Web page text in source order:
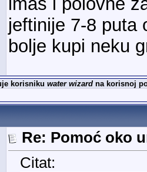
jeftinije 7-8 puta
bolje kupi neku
korisniku water wizardna korisnoj
Re: Pomoć oko
Citat: